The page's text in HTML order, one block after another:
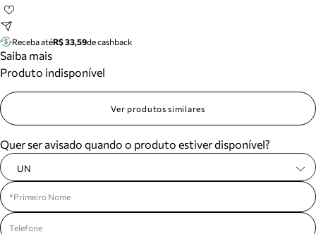
Tire dúvidas sobre pedidos, devoluções e mais.
Meus pedidos
Acompanhe seus pedidos e solicite devoluções.
Receba atéR$ 33,59de cashback
Saiba mais
Produto indisponível
Ver produtos similares
Quer ser avisado quando o produto estiver disponível?
UN